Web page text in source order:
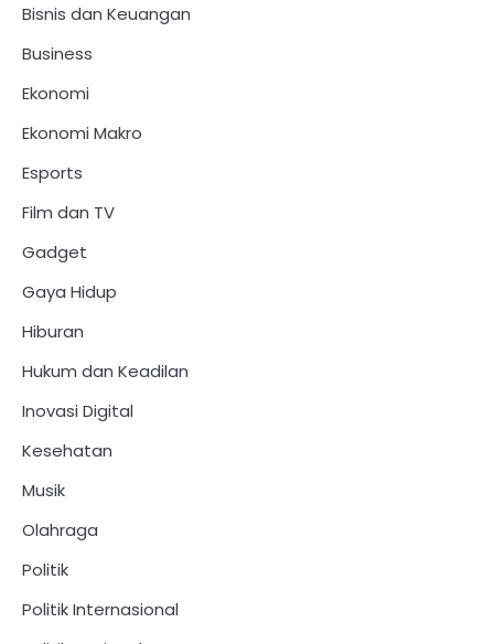
Bisnis dan Keuangan
Business
Ekonomi
Ekonomi Makro
Esports
Film dan TV
Gadget
Gaya Hidup
Hiburan
Hukum dan Keadilan
Inovasi Digital
Kesehatan
Musik
Olahraga
Politik
Politik Internasional